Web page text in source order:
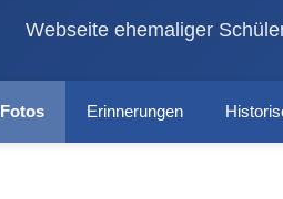
Webseite ehemaliger
Fotos Erinnerungen